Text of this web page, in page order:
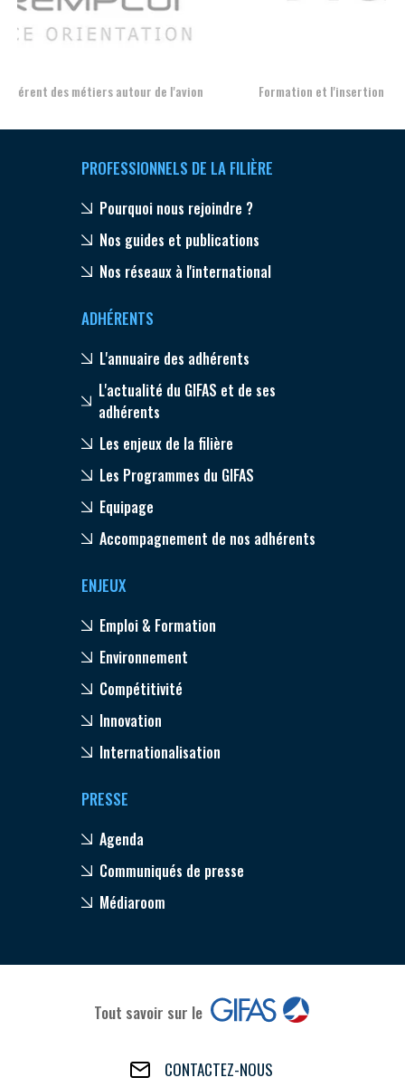
Formation et l'insertion de personnes en situation de handicap
PROFESSIONNELS DE LA FILIÈRE
Pourquoi nous rejoindre ?
Nos guides et publications
Nos réseaux à l'international
ADHÉRENTS
L'annuaire des adhérents
L'actualité du GIFAS et de ses
adhérents
Les enjeux de la filière
Les Programmes du GIFAS
Equipage
Accompagnement de nos adhérents
ENJEUX
Emploi & Formation
Environnement
Compétitivité
Innovation
Internationalisation
PRESSE
Agenda
Communiqués de presse
Médiaroom
Tout savoir sur le
CONTACTEZ-NOUS